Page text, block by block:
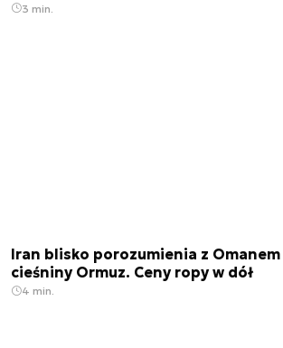
3 min.
Iran blisko porozumienia z
cieśniny Ormuz. Ceny ropy w dół
4 min.